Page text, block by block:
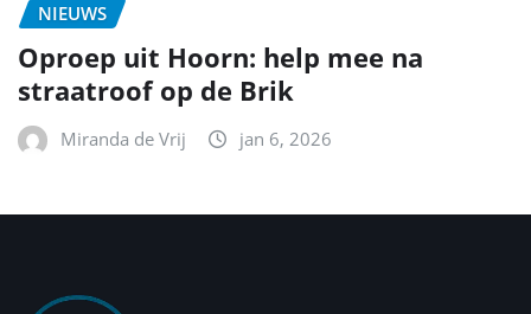
NIEUWS
Oproep uit Hoorn: help mee na
straatroof op de Brik
Miranda de Vrij jan 6, 2026